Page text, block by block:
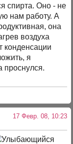
спирта. Оно - не
нам работу. А
она
воздуха
конденсации
я
проснулся.
17 Февр. 08, 10:23